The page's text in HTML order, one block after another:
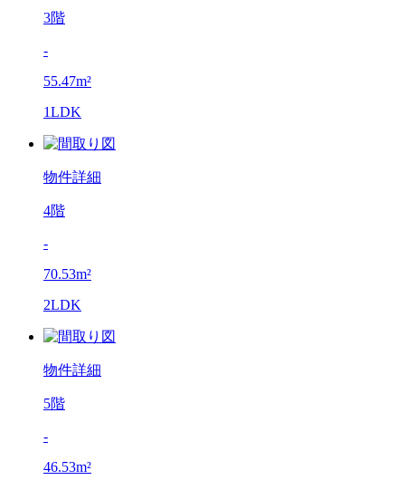
3階
-
55.47m²
1LDK
物件詳細
4階
-
70.53m²
2LDK
物件詳細
5階
-
46.53m²